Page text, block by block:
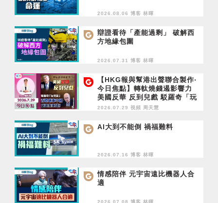
2026.08.06 博客 林暉
辯證看待「產能過剩」 破解西
方地緣包圍
2026.07.31 博客 林暉
【HKG報與幫港出聲聯合製作‧
今日焦點】轉軚燒錢遏影響力
美國反華 反到兒戲 駁羅奇「玩
完論」 香港唔靠中國 唔通靠美
2026.07.29 視頻 周天慧
AI大到不能倒 禍福難料
2026.07.16 博客 林暉
情感陪伴 元宇宙遠比機器人合
適